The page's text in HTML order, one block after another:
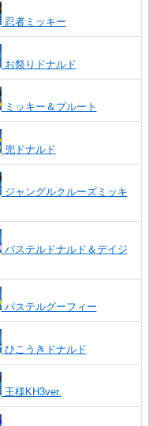
忍者ミッキー
お祭りドナルド
ミッキー＆プルート
兜ドナルド
ジャングルクルーズミッキ
パステルドナルド＆デイジ
パステルグーフィー
ひこうきドナルド
王様KH3ver.